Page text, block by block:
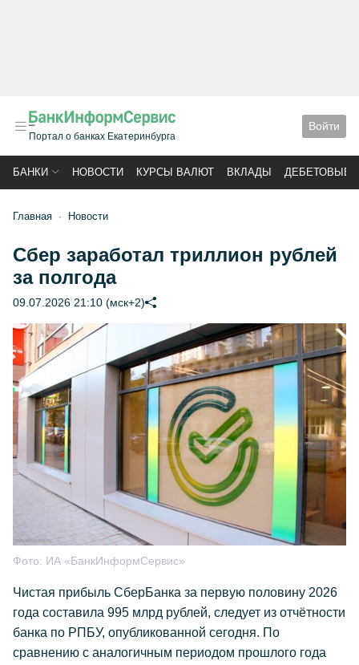
Портал о банках Екатеринбурга
Войти
БАНКИ НОВОСТИ КУРСЫ ВАЛЮТ ВКЛАДЫ ДЕБЕТОВЫЕ
Главная Новости
Сбер заработал триллион рублей
за полгода
09.07.2026 21:10 (мск+2)
Фото: ИА «БанкИнформСервис»
Чистая прибыль СберБанка за первую половину 2026
года составила 995 млрд рублей, следует из отчётности
банка по РПБУ, опубликованной сегодня. По
сравнению с аналогичным периодом прошлого года